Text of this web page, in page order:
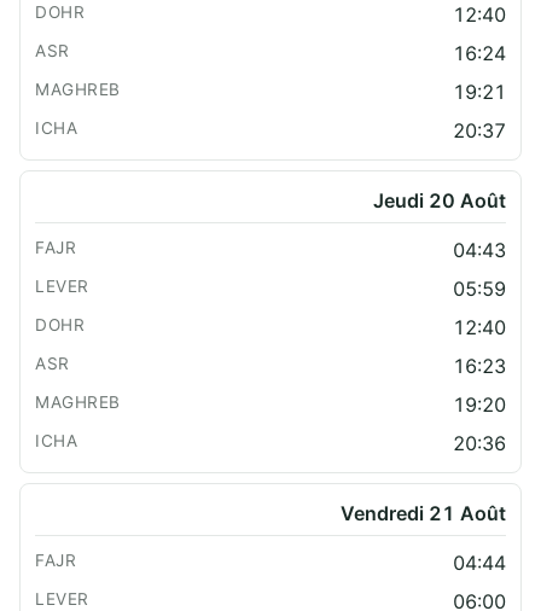
12:40
16:24
19:21
20:37
Jeudi 20 Août
04:43
05:59
12:40
16:23
19:20
20:36
Vendredi 21 Août
04:44
06:00